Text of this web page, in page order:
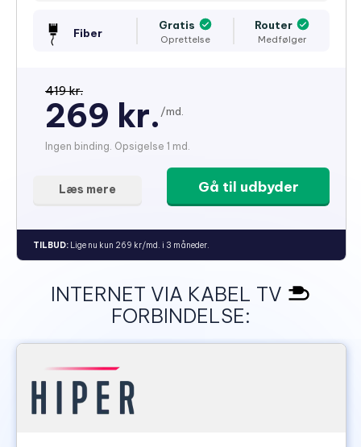
Fiber
Gratis
Oprettelse
Router
Medfølger
419 kr.
269 kr. /md.
Ingen binding. Opsigelse 1 md.
Gå til udbyder
Læs mere
TILBUD: Lige nu kun 269 kr/md. i 3 måneder.
INTERNET VIA KABEL TV
FORBINDELSE: